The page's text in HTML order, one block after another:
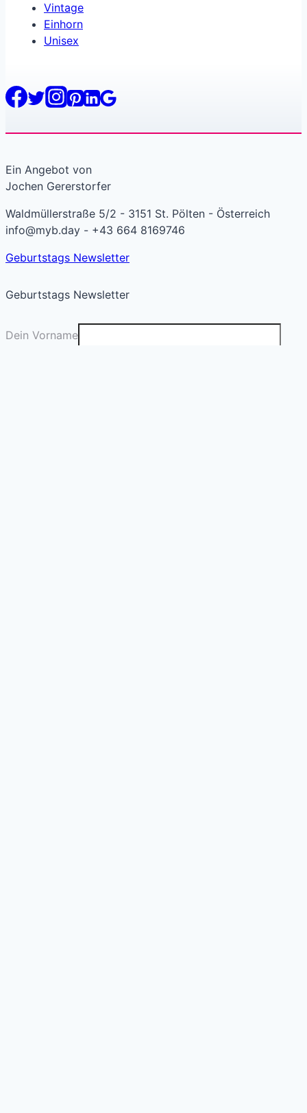
Vintage
Einhorn
Unisex
Ein Angebot von
Jochen Gererstorfer
Waldmüllerstraße 5/2 - 3151 St. Pölten - Österreich
info@myb.day - +43 664 8169746
Geburtstags Newsletter
Geburtstags Newsletter
Dein Vorname